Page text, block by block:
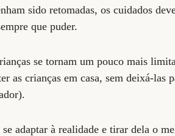
sido retomadas, os cuidados
que puder.
se tornam um pouco mais
as crianças em casa, sem deixá-las
adaptar à realidade e tirar dela o